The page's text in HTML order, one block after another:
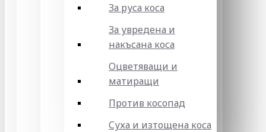
За руса коса
За увредена и
накъсана коса
Оцветяващи и
матиращи
Против косопад
Суха и изтощена коса